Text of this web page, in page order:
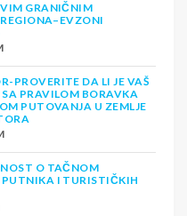
GRANIČNIM
PROVERITE DA LI JE VAŠ
PRAVILOM BORAVKA
PUTOVANJA U ZEMLJE
O TAČNOM
I TURISTIČKIH